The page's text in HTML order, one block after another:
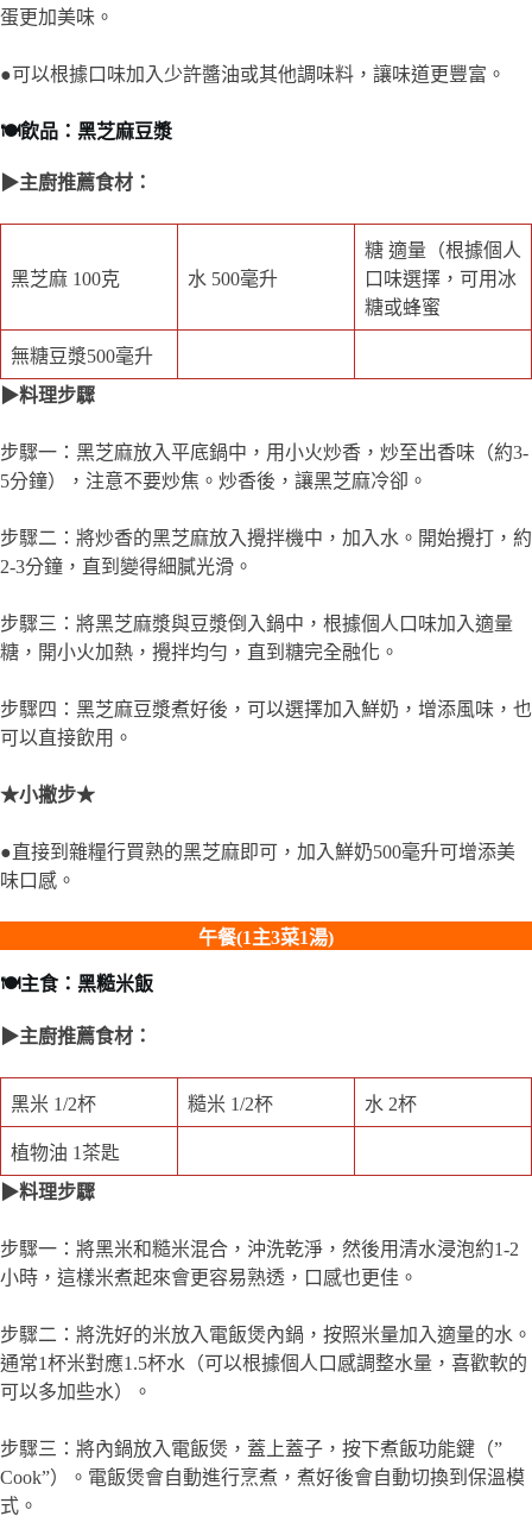
蛋更加美味。
●可以根據口味加入少許醬油或其他調味料，讓味道更豐富。
🍽️飲品：黑芝麻豆漿
▶主廚推薦食材：
黑芝麻 100克 水 500毫升
糖 適量（根據個人
口味選擇，可用冰
糖或蜂蜜
無糖豆漿500毫升
▶料理步驟
步驟一：黑芝麻放入平底鍋中，用小火炒香，炒至出香味（約3-
5分鐘），注意不要炒焦。炒香後，讓黑芝麻冷卻。
步驟二：將炒香的黑芝麻放入攪拌機中，加入水。開始攪打，約
2-3分鐘，直到變得細膩光滑。
步驟三：將黑芝麻漿與豆漿倒入鍋中，根據個人口味加入適量
糖，開小火加熱，攪拌均勻，直到糖完全融化。
步驟四：黑芝麻豆漿煮好後，可以選擇加入鮮奶，增添風味，也
可以直接飲用。
★小撇步★
●直接到雜糧行買熟的黑芝麻即可，加入鮮奶500毫升可增添美
味口感。
午餐(1主3菜1湯)
🍽️主食：黑糙米飯
▶主廚推薦食材：
黑米 1/2杯 糙米 1/2杯 水 2杯
植物油 1茶匙
▶料理步驟
步驟一：將黑米和糙米混合，沖洗乾淨，然後用清水浸泡約1-2
小時，這樣米煮起來會更容易熟透，口感也更佳。
步驟二：將洗好的米放入電飯煲內鍋，按照米量加入適量的水。
通常1杯米對應1.5杯水（可以根據個人口感調整水量，喜歡軟的
可以多加些水）。
步驟三：將內鍋放入電飯煲，蓋上蓋子，按下煮飯功能鍵（”
Cook”）。電飯煲會自動進行烹煮，煮好後會自動切換到保溫模
式。